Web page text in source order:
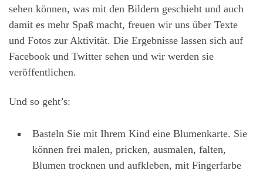
sehen können, was mit den Bildern geschieht und auch
damit es mehr Spaß macht, freuen wir uns über Texte
und Fotos zur Aktivität. Die Ergebnisse lassen sich auf
Facebook und Twitter sehen und wir werden sie
veröffentlichen.
Und so geht’s:
Basteln Sie mit Ihrem Kind eine Blumenkarte. Sie
können frei malen, pricken, ausmalen, falten,
Blumen trocknen und aufkleben, mit Fingerfarbe